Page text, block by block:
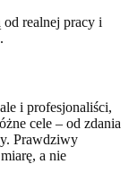
realnej pracy i
i profesjonaliści,
cele – od zdania
Prawdziwy
a nie